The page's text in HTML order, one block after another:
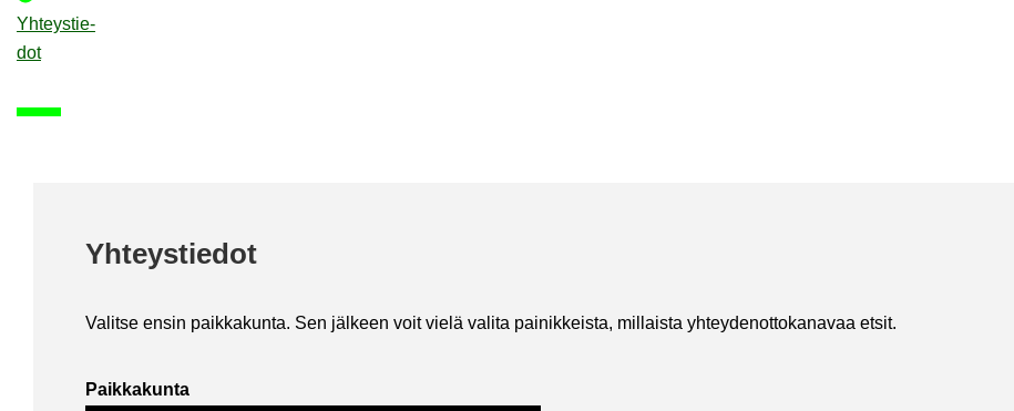
Yh­teys­tie­
dot
Yh­teys­tie­dot
Va­lit­se ensin paik­ka­kun­ta. Sen jäl­keen voit vielä va­li­ta pai­nik­keis­ta, mil­lais­ta yh­tey­den­ot­to­ka­na­vaa etsit.
Paik­ka­kun­ta